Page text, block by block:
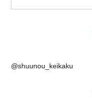
@shuunou_keikaku